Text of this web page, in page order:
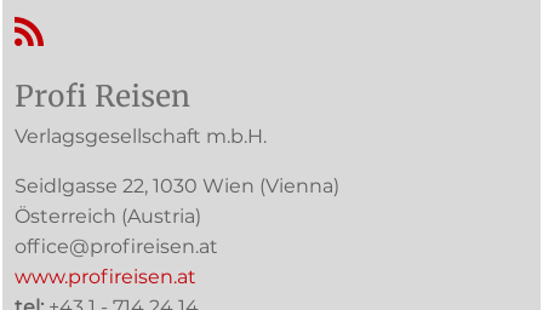
RSS-Feed
Profi Reisen
Verlagsgesellschaft m.b.H.
Seidlgasse 22, 1030 Wien (Vienna)
Österreich (Austria)
office@profireisen.at
www.profireisen.at